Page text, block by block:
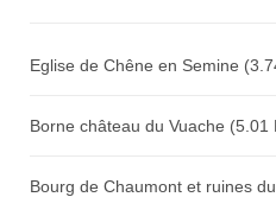
Eglise de Chêne en Semine
Borne château du Vuache (5.01
Bourg de Chaumont et ruines